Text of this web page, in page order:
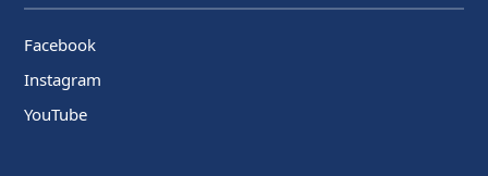
Facebook
Instagram
YouTube